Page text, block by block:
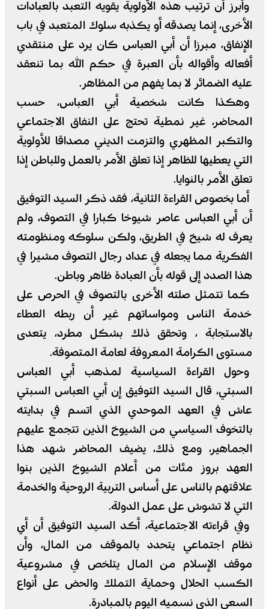
وأبرز أن ترتيب هذه الأولوية يقويه التعبد بالعبادات
الأخرى، إنما يصدقه أو يكذبه سلوك المتعبد في باب
الإنفاق، مبرزا أن أبي العباس كان يرد على منتقدي
أفعاله وأقواله بأن العبرة في حكم الله بما تنعقد
عليه الضمائر لا بما يفهم من المظاهر.
وهكذا كانت شخصية أبي العباس، حسب
المحاضر، غير نمطية تحتج على النفاق الاجتماعي
والتكبر المظهري والتزمت الديني مصداقا للأولوية
التي يعطيها للظاهر إذا تعلق الأمر بالعمل وللباطن إذا
تعلق الأمر بالنوايا.
أما بخصوص القراءة الثانية، فقد ذكر السيد التوفيق
أن أبي العباس عاصر شيوخا كبارا في التصوف، ولم
يعرف له شيخ في الطريق، ولكن سلوكه ومنظومته
الفكرية مما يجعله في عداد رجال التصوف مشيرا في
هذا الصدد إلى قوله بأن العبادة ظاهر وباطن.
كما تتمثل صلته الأخرى بالتصوف في الحرص على
خدمة الناس ومواساتهم غير أن ربطه العطاء
بالاستجابة ، وتحقق ذلك بشكل مطرد، يتعدى
مستوى الكرامة المعروفة لعامة المتصوفة.
وحول القراءة السياسية لمذهب أبي العباس
السبتي، قال السيد التوفيق إن أبي العباس السبتي
عاش في العهد الموحدي الذي اتسم في بدايته
بالتخوف السياسي من الشيوخ الذين تتجمع عليهم
الجماهير، ومع ذلك، يضيف المحاضر شهد هذا
العهد بروز مئات من أعلام الشيوخ الذين بنوا
علاقتهم بالناس على أساس التربية الروحية والخدمة
التي لا تشوش على عمل الدولة.
وفي قراءته الاجتماعية، أكد السيد التوفيق أن أي
نظام اجتماعي يتحدد بالموقف من المال، وأن
موقف الإسلام من المال يتلخص في مشروعية
الكسب الحلال وحماية التملك والحض على أنواع
السعي الذي نسميه اليوم بالمبادرة.